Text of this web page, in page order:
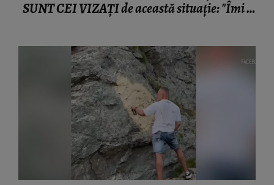
SUNT CEI VIZAȚI de această situație: "Îmi e